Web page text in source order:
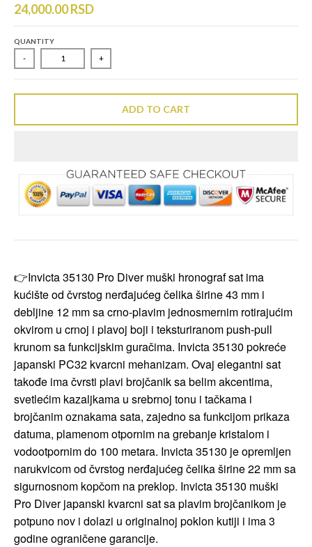
24,000.00 RSD
QUANTITY
- +
ADD TO CART
👉Invicta 35130 Pro Diver muški hronograf sat ima
kućište od čvrstog nerđajućeg čelika širine 43 mm i
debljine 12 mm sa crno-plavim jednosmernim rotirajućim
okvirom u crnoj i plavoj boji i teksturiranom push-pull
krunom sa funkcijskim guračima. Invicta 35130 pokreće
japanski PC32 kvarcni mehanizam. Ovaj elegantni sat
takođe ima čvrsti plavi brojčanik sa belim akcentima,
svetlećim kazaljkama u srebrnoj tonu i tačkama i
brojčanim oznakama sata, zajedno sa funkcijom prikaza
datuma, plamenom otpornim na grebanje kristalom i
vodootpornim do 100 metara. Invicta 35130 je opremljen
narukvicom od čvrstog nerđajućeg čelika širine 22 mm sa
sigurnosnom kopčom na preklop. Invicta 35130 muški
Pro Diver japanski kvarcni sat sa plavim brojčanikom je
potpuno nov i dolazi u originalnoj poklon kutiji i ima 3
godine ograničene garancije.